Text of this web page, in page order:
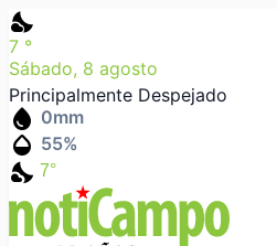
nights_stay
7 °
Sábado, 8 agosto
Principalmente Despejado
water_drop 0mm
humidity_mid 55%
nights_stay 7°